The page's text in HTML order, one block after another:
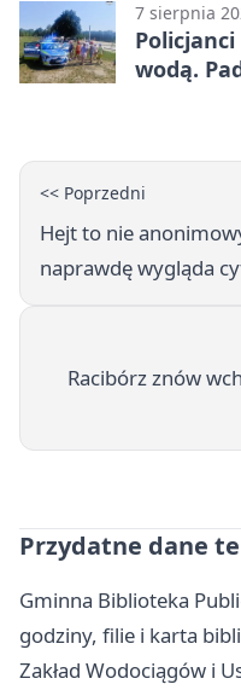
7 sierpnia
wodą.
<< Poprzedni
Hejt to nie
naprawdę wygląda
Racibórz znów
Przydatne dane
Gminna Biblioteka
godziny, filie i karta
Zakład Wodociągów i